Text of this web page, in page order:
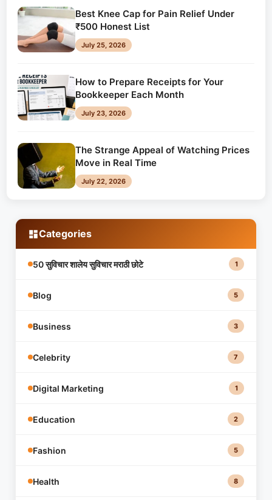
Best Knee Cap for Pain Relief Under
₹500 Honest List
July 25, 2026
How to Prepare Receipts for Your
Bookkeeper Each Month
July 23, 2026
The Strange Appeal of Watching Prices
Move in Real Time
July 22, 2026
Categories
50 सुविचार शालेय सुविचार मराठी छोटे 1
Blog 5
Business 3
Celebrity 7
Digital Marketing 1
Education 2
Fashion 5
Health 8